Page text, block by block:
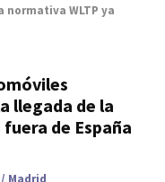
WLTP ya
llegada de la
de España
Madrid